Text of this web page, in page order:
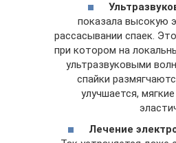
показала высокую
рассасывании спаек.
при котором на
ультразвуковыми
спайки
улучшается,
Лечение